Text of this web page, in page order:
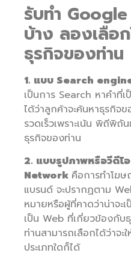
รับทำ
บ้าง ลองเลือก
ธุรกิจของท่าน
1. แบบ Search
เป็นการ Search หาคำที่
ได้ว่าลูกค้าจะค้นหาธุรกิจ
รวดเร็วเพราะเน้น พิถีพิถัน
ธุรกิจของท่าน
2. แบบรูปภาพหรือวีดี
Network คือการทำโฆ
แบรนด์ จะปรากฏตาม
หมายหรือผู้ที่คาดว่าน่าจะ
เป็น Web ที่เกี่ยวข้องกั
ท่านสามารถเลือกได้ว่าจ
ประเภทใดก็ได้